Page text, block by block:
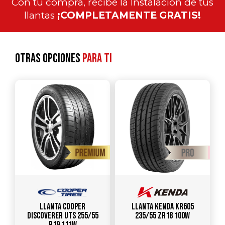
llantas ¡COMPLETAMENTE GRATIS!
Otras opcionespara ti
Llanta COOPER
DISCOVERER UTS 255/55
Llanta KENDA KR605
235/55 ZR18 100W